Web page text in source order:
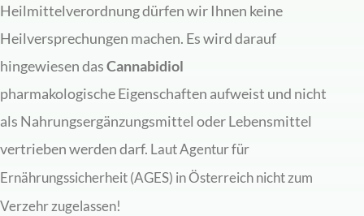
Heilmittelverordnung dürfen wir Ihnen keine
Heilversprechungen machen. Es wird darauf
hingewiesen dasCannabidiol
pharmakologische Eigenschaften aufweist und nicht
als Nahrungsergänzungsmittel oder Lebensmittel
vertrieben werden darf. Laut Agentur für
Ernährungssicherheit (AGES) in Österreich nicht zum
Verzehr zugelassen!